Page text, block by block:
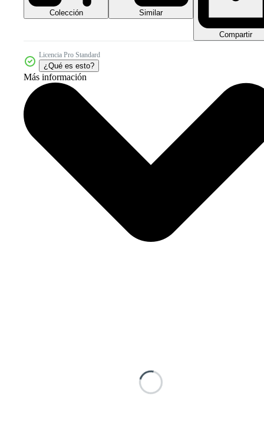
Colección Similar
Compartir
Licencia Pro Standard
¿Qué es esto?
Más información